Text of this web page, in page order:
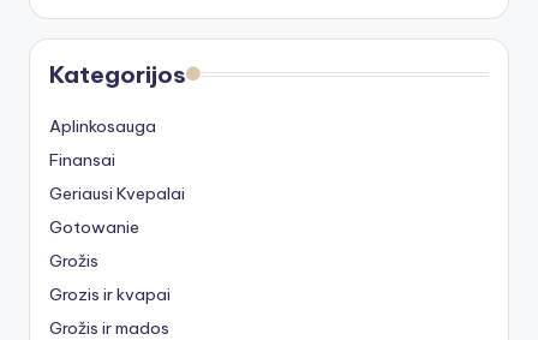
Kategorijos
Aplinkosauga
Finansai
Geriausi Kvepalai
Gotowanie
Grožis
Grozis ir kvapai
Grožis ir mados